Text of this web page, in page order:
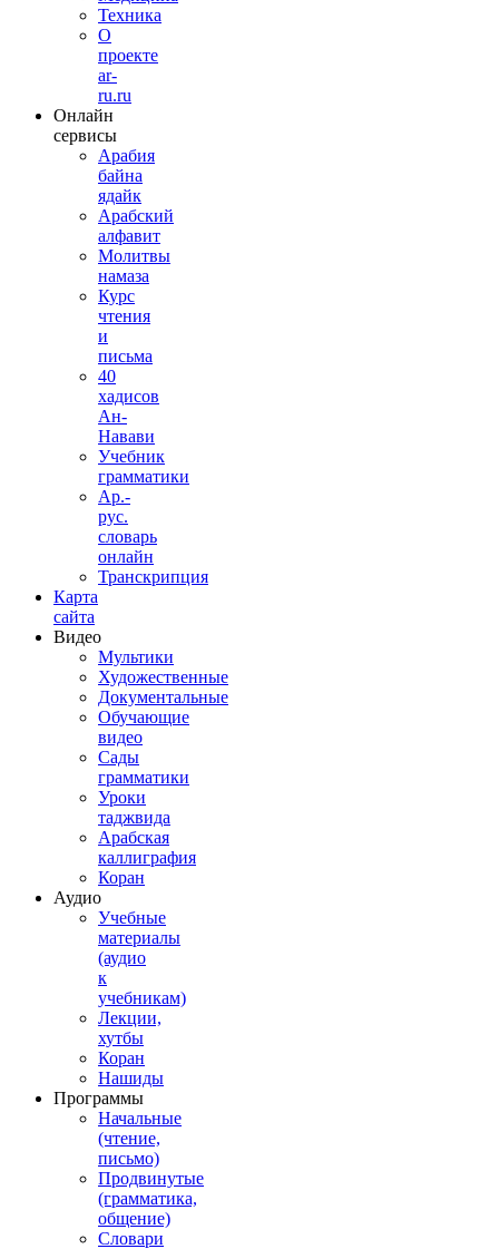
Техника
О
проекте
ar-
ru.ru
Онлайн
сервисы
Арабия
байна
ядайк
Арабский
алфавит
Молитвы
намаза
Курс
чтения
и
письма
40
хадисов
Ан-
Навави
Учебник
грамматики
Ар.-
рус.
словарь
онлайн
Транскрипция
Карта
сайта
Видео
Мультики
Художественные
Документальные
Обучающие
видео
Сады
грамматики
Уроки
таджвида
Арабская
каллиграфия
Коран
Аудио
Учебные
материалы
(аудио
к
учебникам)
Лекции,
хутбы
Коран
Нашиды
Программы
Начальные
(чтение,
письмо)
Продвинутые
(грамматика,
общение)
Словари